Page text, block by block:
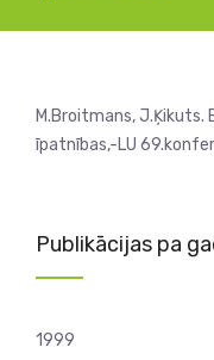
M.Broitmans,
īpatnības,-LU
Publikācijas pa
1999